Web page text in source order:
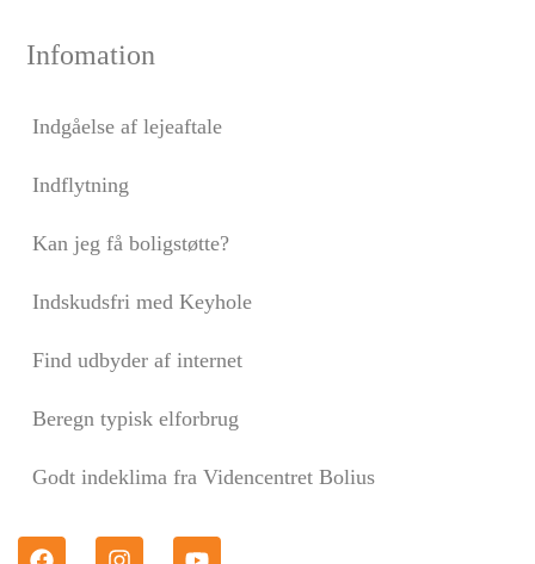
Infomation
Indgåelse af lejeaftale
Indflytning
Kan jeg få boligstøtte?
Indskudsfri med Keyhole
Find udbyder af internet
Beregn typisk elforbrug
Godt indeklima fra Videncentret Bolius